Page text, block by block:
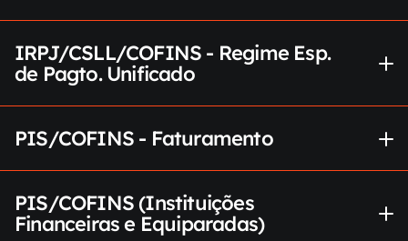
IRPJ/CSLL/COFINS - Regime Esp.
de Pagto. Unificado
PIS/COFINS - Faturamento
PIS/COFINS (Instituições
Financeiras e Equiparadas)